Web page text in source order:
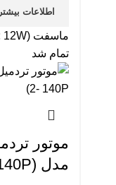
اطلاعات بیشتر
ماسفت 2N7002 (COD SMD: 12W)
تمام شد
مدل (ZY90-2- 140P)